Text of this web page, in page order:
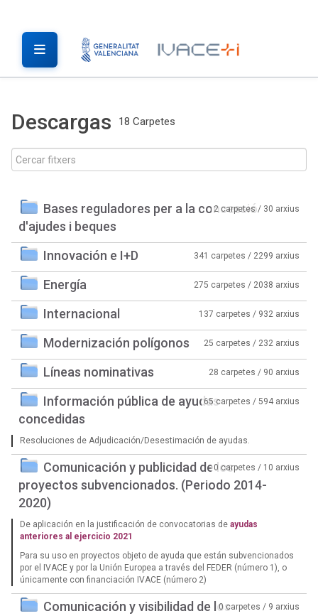
Descargas 18 Carpetes
Bases reguladores per a la concessió
d'ajudes i beques
2 carpetes / 30 arxius
Innovación e I+D 341 carpetes / 2299 arxius
Energía 275 carpetes / 2038 arxius
Internacional 137 carpetes / 932 arxius
Modernización polígonos 25 carpetes / 232 arxius
Líneas nominativas 28 carpetes / 90 arxius
Información pública de ayudas
concedidas
65 carpetes / 594 arxius
Resoluciones de Adjudicación/Desestimación de ayudas.
Comunicación y publicidad de los
proyectos subvencionados. (Periodo 2014-
2020)
0 carpetes / 10 arxius
De aplicación en la justificación de convocatorias de ayudas
anteriores al ejercicio 2021
Para su uso en proyectos objeto de ayuda que están subvencionados
por el IVACE y por la Unión Europea a través del FEDER (número 1), o
únicamente con financiación IVACE (número 2)
Comunicación y visibilidad de los0 carpetes / 9 arxius